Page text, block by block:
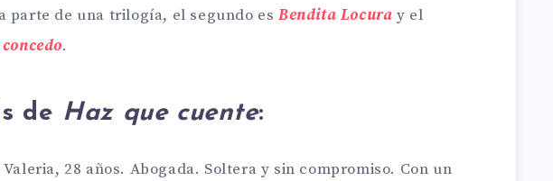
parte de una trilogía, el segundo esBendita Locura y el
.
de Haz que cuente:
Valeria, 28 años. Abogada. Soltera y sin compromiso. Con un